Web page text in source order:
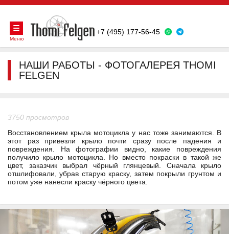
+7 (495) 177-56-45
Меню
НАШИ РАБОТЫ - ФОТОГАЛЕРЕЯ THOMI
FELGEN
3750 просмотров
Восстановлением крыла мотоцикла у нас тоже занимаются. В
этот раз привезли крыло почти сразу после падения и
повреждения. На фотографии видно, какие повреждения
получило крыло мотоцикла. Но вместо покраски в такой же
цвет, заказчик выбрал чёрный глянцевый. Сначала крыло
отшлифовали, убрав старую краску, затем покрыли грунтом и
потом уже нанесли краску чёрного цвета.